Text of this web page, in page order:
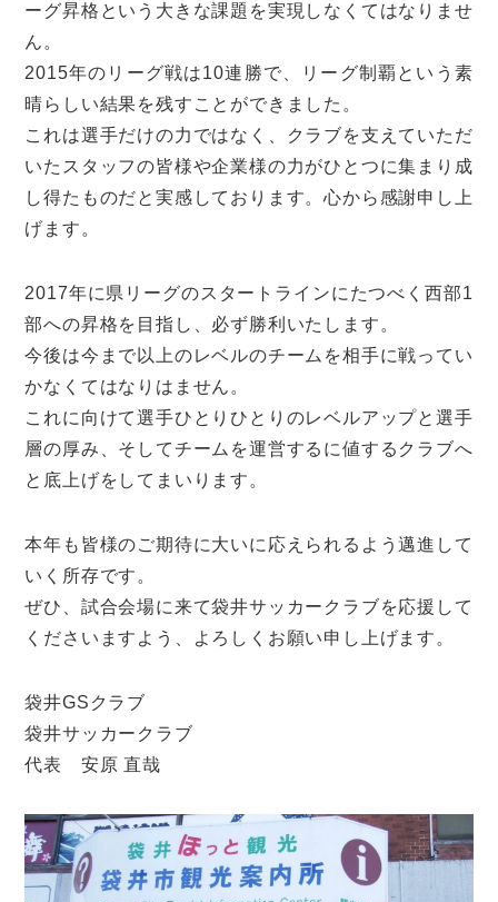
ーグ昇格という大きな課題を実現しなくてはなりませ
ん。
2015年のリーグ戦は10連勝で、リーグ制覇という素
晴らしい結果を残すことができました。
これは選手だけの力ではなく、クラブを支えていただ
いたスタッフの皆様や企業様の力がひとつに集まり成
し得たものだと実感しております。心から感謝申し上
げます。
2017年に県リーグのスタートラインにたつべく西部1
部への昇格を目指し、必ず勝利いたします。
今後は今まで以上のレベルのチームを相手に戦ってい
かなくてはなりはません。
これに向けて選手ひとりひとりのレベルアップと選手
層の厚み、そしてチームを運営するに値するクラブへ
と底上げをしてまいります。
本年も皆様のご期待に大いに応えられるよう邁進して
いく所存です。
ぜひ、試合会場に来て袋井サッカークラブを応援して
くださいますよう、よろしくお願い申し上げます。
袋井GSクラブ
袋井サッカークラブ
代表 安原 直哉